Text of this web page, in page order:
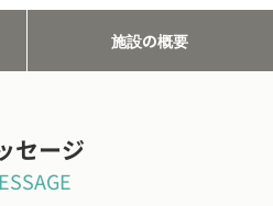
施設の概要
セージ